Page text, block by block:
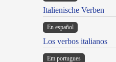
Italienische Verben
En español
Los verbos italianos
Em portugues